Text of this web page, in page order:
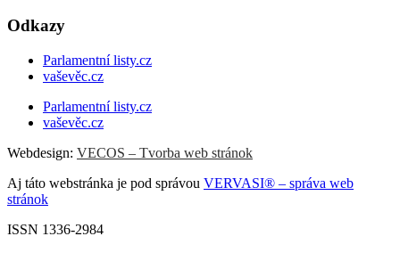
Odkazy
Parlamentní listy.cz
vaševěc.cz
Parlamentní listy.cz
vaševěc.cz
Webdesign: VECOS – Tvorba web stránok
Aj táto webstránka je pod správou VERVASI® – správa web
stránok
ISSN 1336-2984